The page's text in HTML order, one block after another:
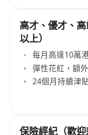
高才、優才、
以上）
每月高達10萬
彈性花紅，額
24個月持續津
保險經紀（歡迎